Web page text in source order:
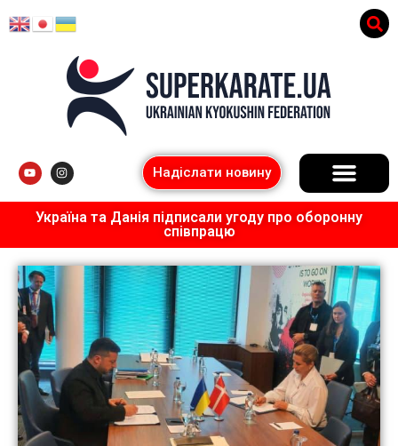
Надіслати новину
Україна та Данія підписали угоду про оборонну
співпрацю